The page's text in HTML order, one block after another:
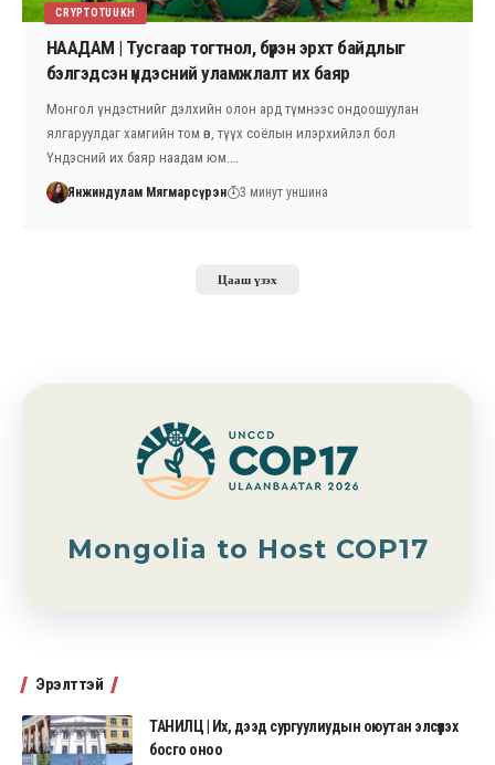
CRYPTOTUUKH
НААДАМ | Тусгаар тогтнол, бүрэн эрхт байдлыг
бэлгэдсэн үндэсний уламжлалт их баяр
Монгол үндэстнийг дэлхийн олон ард түмнээс ондоошуулан
ялгаруулдаг хамгийн том өв, түүх соёлын илэрхийлэл бол
Үндэсний их баяр наадам юм.…
Янжиндулам Мягмарсүрэн 3 минут уншина
Цааш үзэх
Mongolia to Host COP17
Эрэлттэй
ТАНИЛЦ | Их, дээд сургуулиудын оюутан элсүүлэх
босго оноо